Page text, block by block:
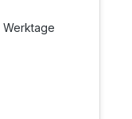
Werktage